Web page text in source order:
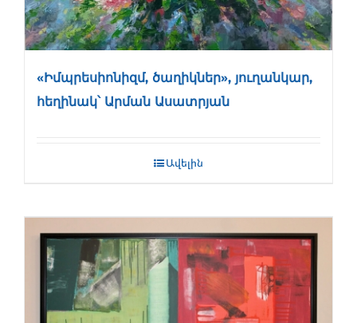
«Իմպրեսիոնիզմ, ծաղիկներ», յուղանկար,
հեղինակ՝ Արման Ասատրյան
Ավելին